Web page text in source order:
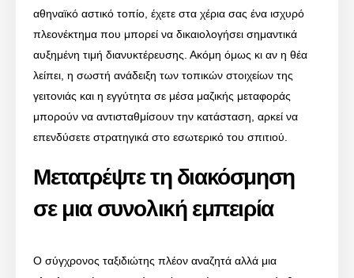
αθηναϊκό αστικό τοπίο, έχετε στα χέρια σας ένα ισχυρό
πλεονέκτημα που μπορεί να δικαιολογήσει σημαντικά
αυξημένη τιμή διανυκτέρευσης. Ακόμη όμως κι αν η θέα
λείπει, η σωστή ανάδειξη των τοπικών στοιχείων της
γειτονιάς και η εγγύτητα σε μέσα μαζικής μεταφοράς
μπορούν να αντισταθμίσουν την κατάσταση, αρκεί να
επενδύσετε στρατηγικά στο εσωτερικό του σπιτιού.
Μετατρέψτε τη διακόσμηση
σε μια συνολική εμπειρία
Ο σύγχρονος ταξιδιώτης πλέον αναζητά αλλά μια